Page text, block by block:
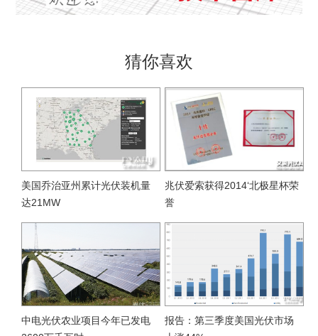
猜你喜欢
美国乔治亚州累计光伏装机量
达21MW
兆伏爱索获得2014‘北极星杯荣
誉
中电光伏农业项目今年已发电
报告：第三季度美国光伏市场